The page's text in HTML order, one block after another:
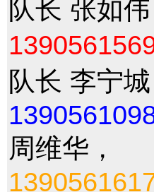
队长 张如
队长 李宁
周维华，